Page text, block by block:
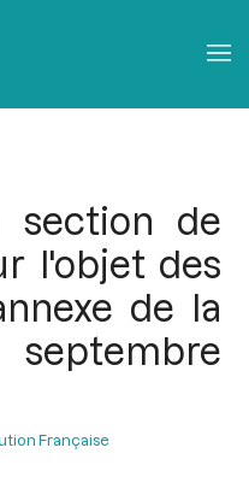
section de
l'objet des
de la
Française